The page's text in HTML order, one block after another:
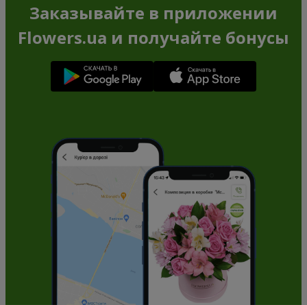
Заказывайте в приложении
Flowers.ua и получайте бонусы